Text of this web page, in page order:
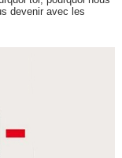
devenir avec les